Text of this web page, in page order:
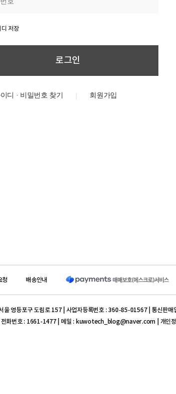
디 저장
디 · 비밀번호 찾기
청 배송안내
울 영등포구 도림로 157 | 사업자등록번호 : 360-85-01567 | 통신판
| 전화번호 : 1661-1477 | 메일 : kuwotech_blog@naver.com | 개인정